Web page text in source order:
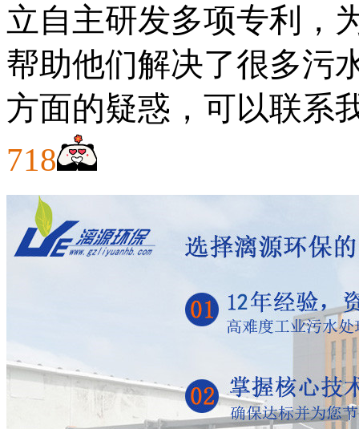
立自主研发多项专利，
帮助他们解决了很多污
方面的疑惑，可以联系
718